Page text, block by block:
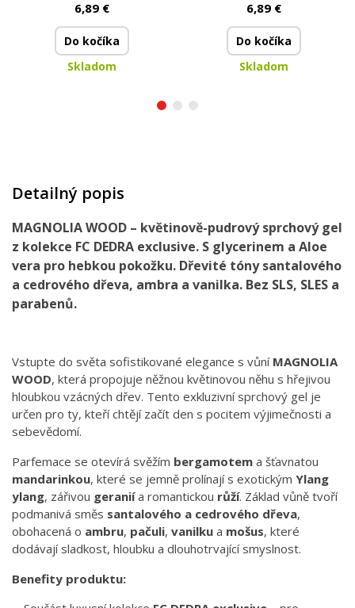
| 320 ml
6,89 €
Do kočíka
Skladom
6,89 €
Do kočíka
Skladom
Detailný popis
MAGNOLIA WOOD – květinově-pudrový sprchový gel
z kolekce FC DEDRA exclusive. S glycerinem a Aloe
vera pro hebkou pokožku. Dřevité tóny santalového
a cedrového dřeva, ambra a vanilka. Bez SLS, SLES a
parabenů.
Vstupte do světa sofistikované elegance s vůní MAGNOLIA
WOOD, která propojuje něžnou květinovou něhu s hřejivou
hloubkou vzácných dřev. Tento exkluzivní sprchový gel je
určen pro ty, kteří chtějí začít den s pocitem výjimečnosti a
sebevědomí.
Parfemace se otevírá svěžím bergamotem a šťavnatou
mandarinkou, které se jemně prolínají s exotickým Ylang
ylang, zářivou geraniía romantickou růží. Základ vůně tvoří
podmanivá směs santalového a cedrového dřeva,
obohacená o ambru, pačuli, vanilku a mošus, které
dodávají sladkost, hloubku a dlouhotrvající smyslnost.
Benefity produktu: